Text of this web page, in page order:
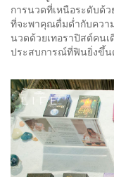
การนวดที่เหนือระดับด้ว
ที่จะพาคุณดื่มด่ำกับควา
นวดด้วยเทอราปิสต์คนเ
ประสบการณ์ที่ฟินยิ่งขึ้น